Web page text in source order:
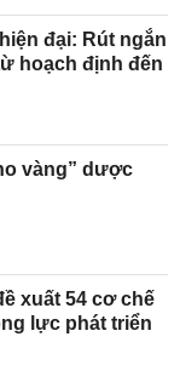
đại: Rút ngắn
hoạch định đến
vàng” dược
xuất 54 cơ chế
lực phát triển